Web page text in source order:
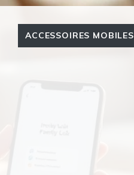
ACCESSOIRES MOBILES